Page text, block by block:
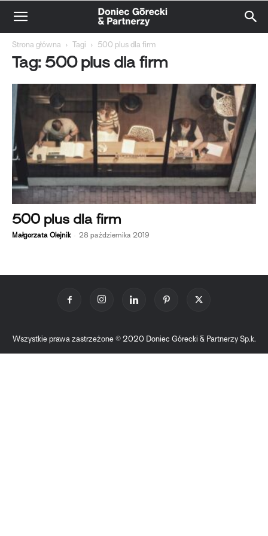
Strona główna Tagi 500 plus dla firm
Tag: 500 plus dla firm
500 plus dla firm
Małgorzata Olejnik - 28 października 2019
Wszystkie prawa zastrzeżone © 2020 Doniec Górecki & Partnerzy Sp.k.